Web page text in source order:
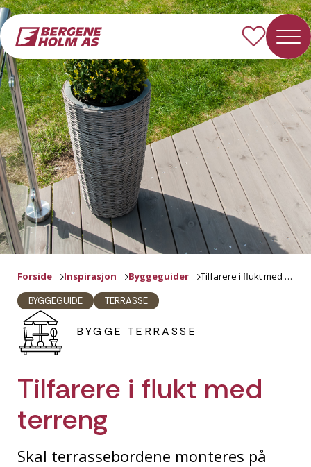
Forside Inspirasjon Byggeguider Tilfarere i flukt med terreng
BYGGEGUIDE TERRASSE
BYGGE TERRASSE
Tilfarere i flukt med
terreng
Skal terrassebordene monteres på